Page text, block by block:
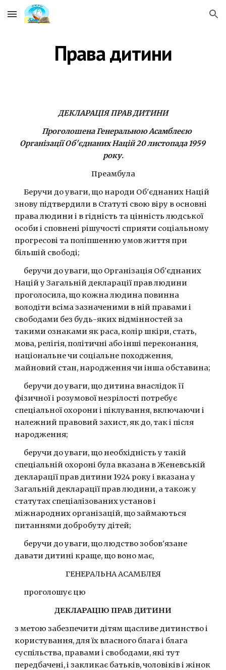
Skip to main content Skip to navigation
Права дитини
ДЕКЛАРАЦІЯ ПРАВ ДИТИНИ
   Проголошена Генеральною Асамблеєю
Організації Об'єднаних Націй 20 листопада 1959
року.
Преамбула
      Беручи до уваги, що народи Об'єднаних Націй
знову підтвердили в Статуті свою віру в основні
права людини і в гідність та цінність людської
особи і сповнені рішучості сприяти соціальному
прогресові та поліпшенню умов життя при
більшій свободі;
Націй у Загальній декларації прав людини
проголосила, що кожна людина повинна
володіти всіма зазначеними в ній правами і
свободами без будь-яких відмінностей за
такими ознаками як раса, колір шкіри, стать,
мова, релігія, політичні або інші переконання,
національне чи соціальне походження,
майновий стан, народження чи інша обставина;
фізичної і розумової незрілості потребує
спеціальної охорони і піклування, включаючи і
належний правовий захист, як до, так і після
народження;
спеціальній охороні була вказана в Женевській
декларації прав дитини 1924 року і вказана у
Загальній декларації прав людини, а також у
статутах спеціалізованих установ і
міжнародних організацій, що займаються
питаннями добробуту дітей;
давати дитині краще, що воно має,
ГЕНЕРАЛЬНА АСАМБЛЕЯ
      проголошує цю
ДЕКЛАРАЦІЮ ПРАВ ДИТИНИ
з метою забезпечити дітям щасливе дитинство і
користування, для їх власного блага і блага
суспільства, правами і свободами, які тут
передбачені, і закликає батьків, чоловіків і жінок